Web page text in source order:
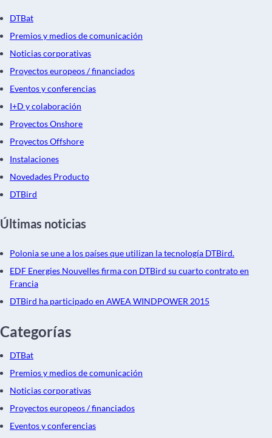
DTBat
Premios y medios de comunicación
Noticias corporativas
Proyectos europeos / financiados
Eventos y conferencias
I+D y colaboración
Proyectos Onshore
Proyectos Offshore
Instalaciones
Novedades Producto
DTBird
Últimas noticias
Polonia se une a los países que utilizan la tecnología DTBird.
EDF Energies Nouvelles firma con DTBird su cuarto contrato en
Francia
DTBird ha participado en AWEA WINDPOWER 2015
Categorías
DTBat
Premios y medios de comunicación
Noticias corporativas
Proyectos europeos / financiados
Eventos y conferencias